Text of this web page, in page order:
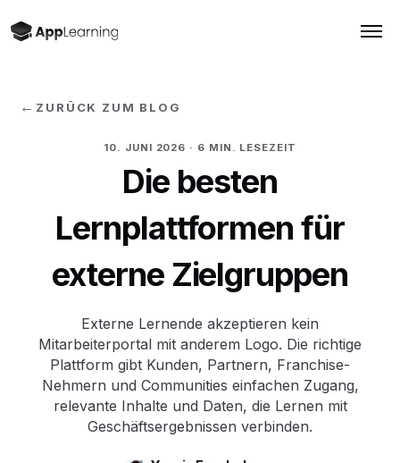
← ZURÜCK ZUM BLOG
10. JUNI 2026 · 6 MIN. LESEZEIT
Die besten
Lernplattformen für
externe Zielgruppen
Externe Lernende akzeptieren kein
Mitarbeiterportal mit anderem Logo. Die richtige
Plattform gibt Kunden, Partnern, Franchise-
Nehmern und Communities einfachen Zugang,
relevante Inhalte und Daten, die Lernen mit
Geschäftsergebnissen verbinden.